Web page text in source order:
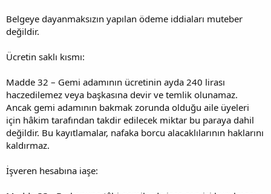
Belgeye dayanmaksızın yapılan ödeme iddiaları muteber
değildir.
Ücretin saklı kısmı:
Madde 32 – Gemi adamının ücretinin ayda 240 lirası
haczedilemez veya başkasına devir ve temlik olunamaz.
Ancak gemi adamının bakmak zorunda olduğu aile üyeleri
için hâkim tarafından takdir edilecek miktar bu paraya dahil
değildir. Bu kayıtlamalar, nafaka borcu alacaklılarının haklarını
kaldırmaz.
İşveren hesabına iaşe: